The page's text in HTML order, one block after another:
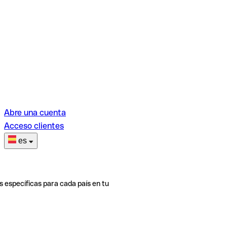
Abre una cuenta
Acceso clientes
es
específicas para cada país en tu